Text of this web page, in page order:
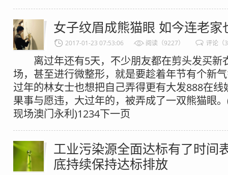
女子纹眉成熊猫眼 如今连老家
2017-01-23 07:53:06 阅读（9227） 评论（
离过年还有5天，不少朋友都在剪头发买新
场，甚至进行微整形，就是要趁着年节有个新
过年的林女士也想把自己弄得更有大发888在
果事与愿违，大过年的，被弄成了一双熊猫眼
现场澳门永利)1234下一页
工业污染源全面达标有了时间
底持续保持达标排放